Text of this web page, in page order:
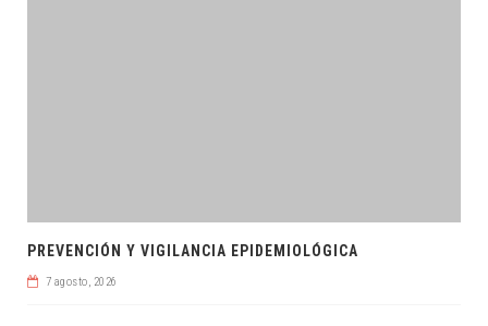
PREVENCIÓN Y VIGILANCIA EPIDEMIOLÓGICA
7 agosto, 2026